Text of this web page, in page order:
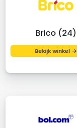
Brico (24)
Bekijk winkel →